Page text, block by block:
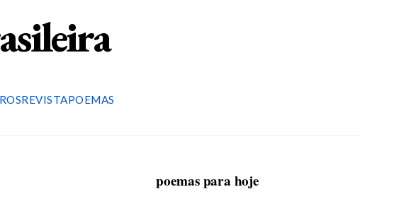
REVISTAPOEMAS
poemas para hoje